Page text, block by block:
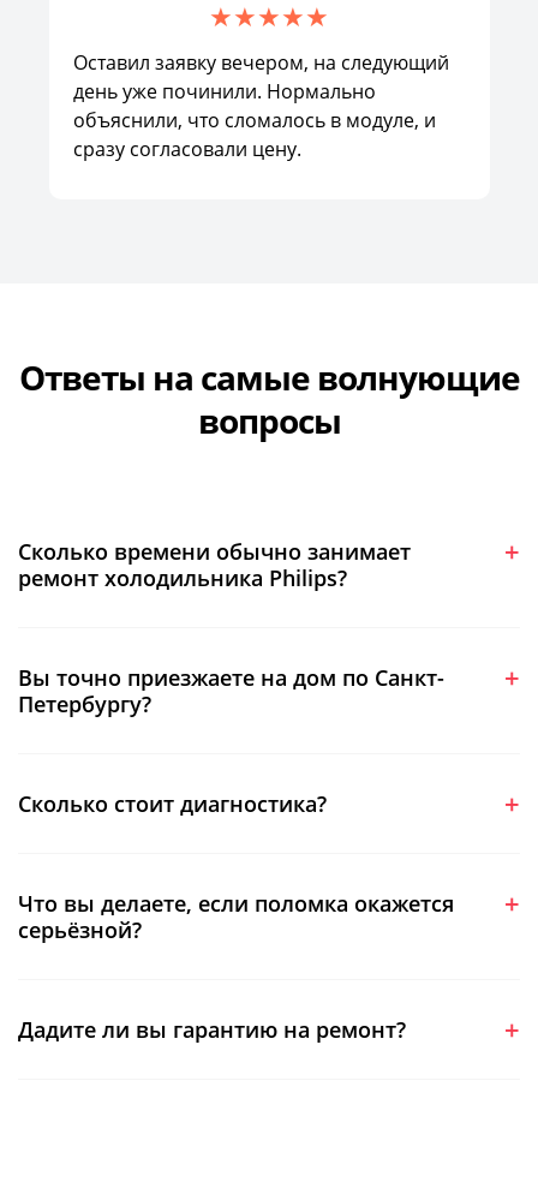
Оставил заявку вечером, на следующий
день уже починили. Нормально
объяснили, что сломалось в модуле, и
сразу согласовали цену.
Ответы на самые волнующие
вопросы
Сколько времени обычно занимает
ремонт холодильника Philips?
Вы точно приезжаете на дом по Санкт-
Петербургу?
Сколько стоит диагностика?
Что вы делаете, если поломка окажется
серьёзной?
Дадите ли вы гарантию на ремонт?